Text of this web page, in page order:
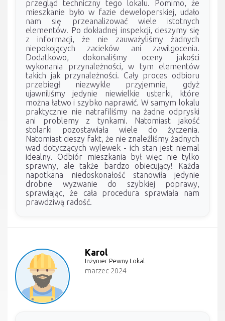
przegląd techniczny tego lokalu. Pomimo, że
mieszkanie było w fazie deweloperskiej, udało
nam się przeanalizować wiele istotnych
elementów. Po dokładnej inspekcji, cieszymy się
z informacji, że nie zauważyliśmy żadnych
niepokojących zacieków ani zawilgocenia.
Dodatkowo, dokonaliśmy oceny jakości
wykonania przynależności, w tym elementów
takich jak przynależności. Cały proces odbioru
przebiegł niezwykle przyjemnie, gdyż
ujawniliśmy jedynie niewielkie usterki, które
można łatwo i szybko naprawić. W samym lokalu
praktycznie nie natrafiliśmy na żadne odpryski
ani problemy z tynkami. Natomiast jakość
stolarki pozostawiała wiele do życzenia.
Natomiast cieszy fakt, że nie znaleźliśmy żadnych
wad dotyczących wylewek - ich stan jest niemal
idealny. Odbiór mieszkania był więc nie tylko
sprawny, ale także bardzo obiecujący! Każda
napotkana niedoskonałość stanowiła jedynie
drobne wyzwanie do szybkiej poprawy,
sprawiając, że cała procedura sprawiała nam
prawdziwą radość.
Karol
Inżynier Pewny Lokal
marzec 2024